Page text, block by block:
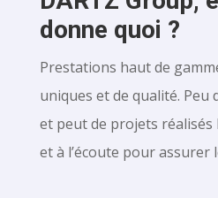
donne quoi ?
Prestations haut de
uniques et de qualité. Peu
et peut de projets réalisés
et à l’écoute pour assurer